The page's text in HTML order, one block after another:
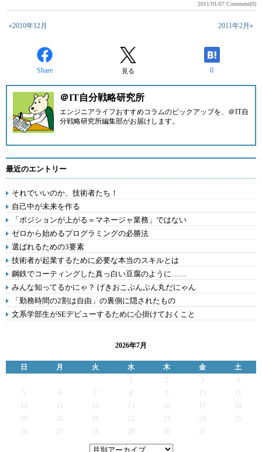
2011/01/07 Comment(0)
«2010年12月 2011年2月»
Share 見る 0
＠IT自分戦略研究所
エンジニアライフおすすめコラムのピックアップを、 ＠IT自
分戦略研究所編集部がお届けします。
最近のエントリー
それでいいのか、技術者たち！
自己中が未来を作る
「ポジションが上がる＝マネージャ業務」ではない
ゼロから始めるプログラミングの必勝法
選ばれるための3要素
技術者が起業するために必要な本当のスキルとは
鋼鉄でコーティングした真っ白い豆腐のように……
みんな知ってるかにゃ？ げきおこぷんぷん丸だにゃん
「勤務時間の2割は自由」の裏側に隠されたもの
文系学部生がSEデビューするために心掛けておくこと
2026年7月
日 月 火 水 木 金
土
2 3
4
5
6 7 9
12
13 14 15 16 17
19
20 21 22 23 24
25
26
27 28 29 30 31